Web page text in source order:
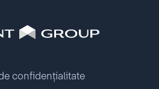
confidențialitate